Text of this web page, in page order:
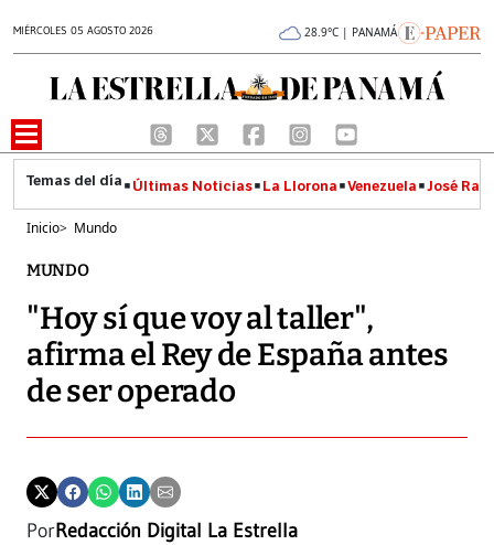
MIÉRCOLES 05 AGOSTO 2026 28.9°C | PANAMÁ
Últimas Noticias La Llorona Venezuela José
Inicio> Mundo
MUNDO
"Hoy sí que voy al taller",
afirma el Rey de España antes
de ser operado
PorRedacción Digital La Estrella